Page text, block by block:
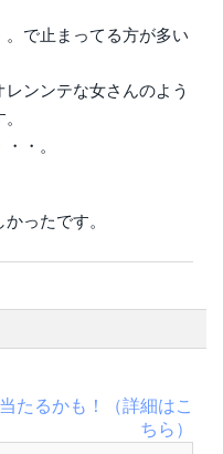
で止まってる方が多い
ンンテな女さんのよう
・。
ったです。